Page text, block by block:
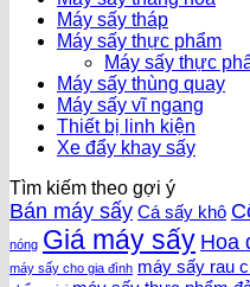
Máy sấy tháp
Máy sấy thực phẩm
Máy sấy thực
Máy sấy thùng quay
Máy sấy vĩ ngang
Thiết bị linh kiện
Xe đẩy khay sấy
Tìm kiếm theo gợi ý
Bán máy sấy Cá sấy khô
nóng Giá máy sấy Hoa
máy sấy cho gia đình máy sấy rau